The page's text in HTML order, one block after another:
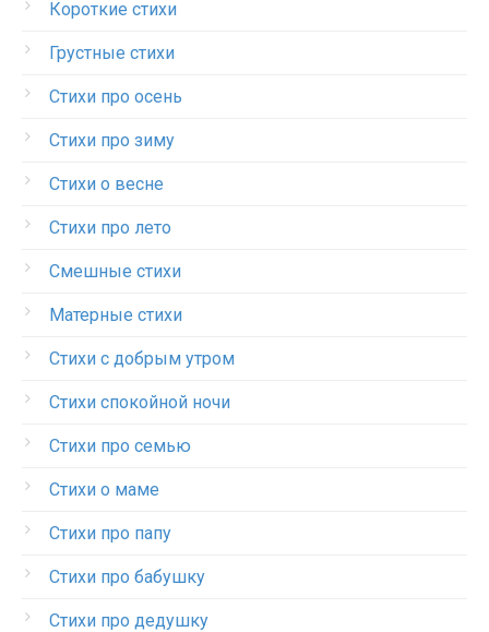
Короткие стихи
Грустные стихи
Стихи про осень
Стихи про зиму
Стихи о весне
Стихи про лето
Смешные стихи
Матерные стихи
Стихи с добрым утром
Стихи спокойной ночи
Стихи про семью
Стихи о маме
Стихи про папу
Стихи про бабушку
Стихи про дедушку